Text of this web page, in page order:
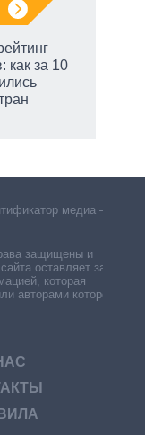
как за 10
медиа –
защищены и
оставляет за
которая
авторами которой